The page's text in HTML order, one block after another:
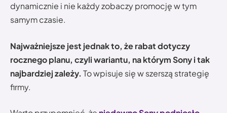
dynamicznie i nie każdy zobaczy promocję w tym
samym czasie.
Najważniejsze jest jednak to, że rabat dotyczy
rocznego planu, czyli wariantu, na którym Sony i tak
najbardziej zależy. To wpisuje się w szerszą strategię
firmy.